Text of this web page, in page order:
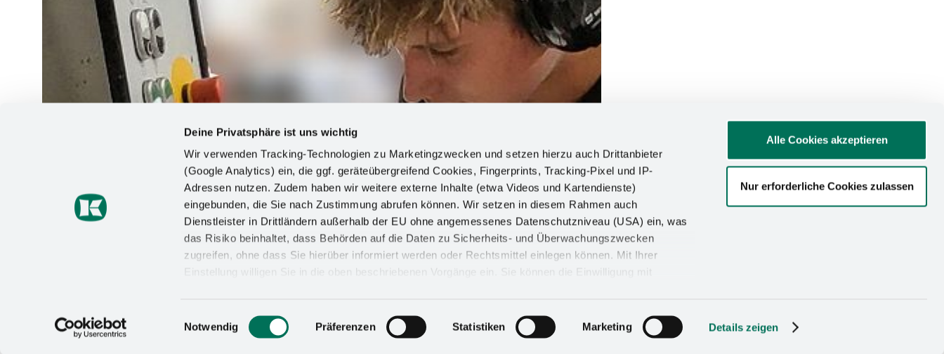
Deine Privatsphäre ist uns wichtig
Wir verwenden Tracking-Technologien zu Marketingzwecken und setzen hierzu auch Drittanbieter
(Google Analytics) ein, die ggf. geräteübergreifend Cookies, Fingerprints, Tracking-Pixel und IP-
Adressen nutzen. Zudem haben wir weitere externe Inhalte (etwa Videos und Kartendienste)
eingebunden, die Sie nach Zustimmung abrufen können. Wir setzen in diesem Rahmen auch
Dienstleister in Drittländern außerhalb der EU ohne angemessenes Datenschutzniveau (USA) ein, was
das Risiko beinhaltet, dass Behörden auf die Daten zu Sicherheits- und Überwachungszwecken
zugreifen, ohne dass Sie hierüber informiert werden oder Rechtsmittel einlegen können. Mit Ihrer
Einstellung willigen Sie in die oben beschriebenen Vorgänge ein. Sie können die Einwilligung mit
Einwilligungsauswahl
Notwendig Präferenzen Statistiken Marketing Details zeigen
Alle Cookies akzeptieren
Nur erforderliche Cookies zulassen